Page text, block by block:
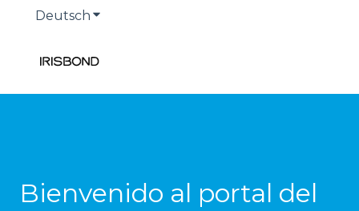
Deutsch Untermenü für Übersetzungen
Bienvenido al portal del